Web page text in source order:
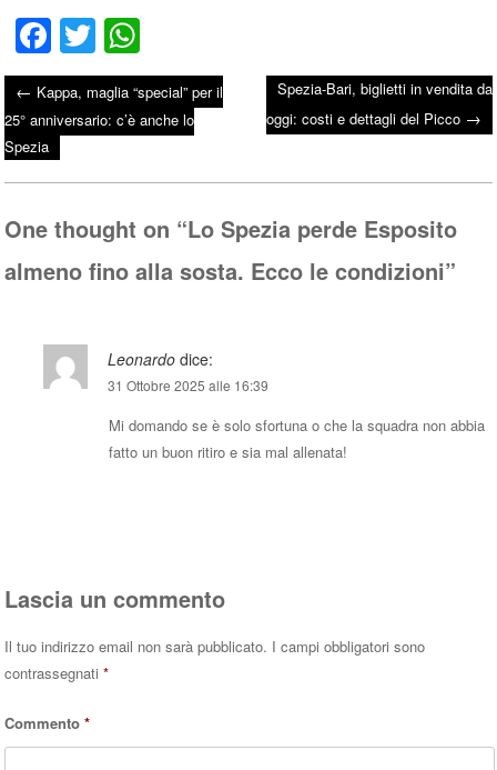
Fa
ce
bo
ok
T
wi
tte
r
ha
ts
A
pp
Post navigation
← Kappa, maglia “special” per il
25° anniversario: c’è anche lo
Spezia
Spezia-Bari, biglietti in vendita da
oggi: costi e dettagli del Picco →
One thought on “Lo Spezia perde Esposito
almeno fino alla sosta. Ecco le condizioni”
Leonardo dice:
31 Ottobre 2025 alle 16:39
Mi domando se è solo sfortuna o che la squadra non abbia
fatto un buon ritiro e sia mal allenata!
Lascia un commento
Il tuo indirizzo email non sarà pubblicato. I campi obbligatori sono
contrassegnati*
Commento*